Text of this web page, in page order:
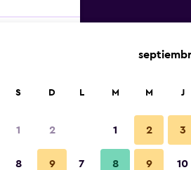
noche
S D
1 2
8 9
L M M J
1 2 3
7 8 9 10